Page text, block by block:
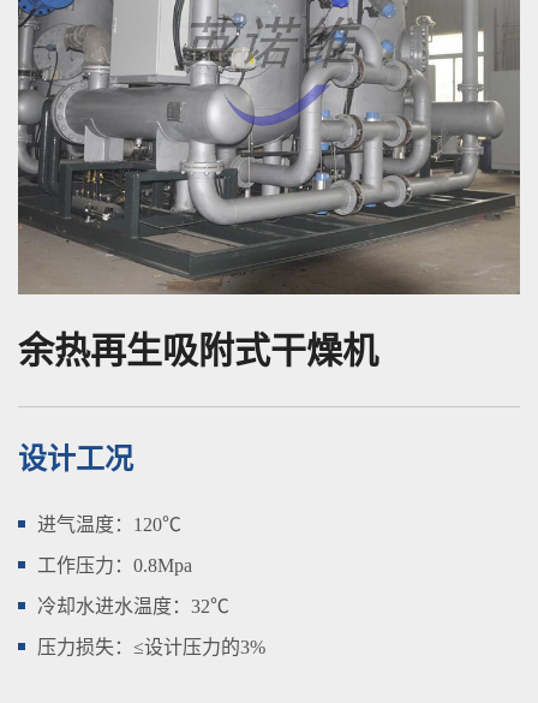
余热再生吸附式干燥机
设计工况
进气温度：120℃
工作压力：0.8Mpa
冷却水进水温度：32℃
压力损失：≤设计压力的3%